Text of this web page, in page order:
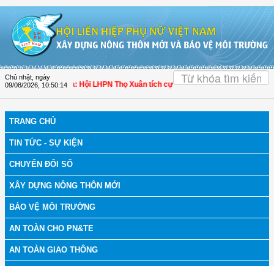
Chủ nhật, ngày
09/08/2026 10:50:15
| Thanh Hóa: Hội LHPN Thọ Xuân tích cực góp phần nâng cao tỷ lệ người
TRANG CHỦ
TIN TỨC - SỰ KIỆN
CHUYỂN ĐỔI SỐ
XÂY DỰNG NÔNG THÔN MỚI
BẢO VỆ MÔI TRƯỜNG
AN TOÀN CHO PN&TE
AN TOÀN GIAO THÔNG
OK